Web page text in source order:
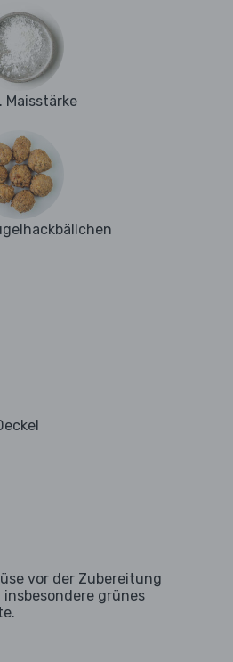
Maisstärke
vor der Zubereitung
grünes